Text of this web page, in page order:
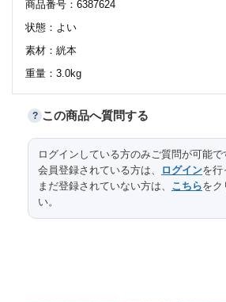
商品番号：6387624
状態：よい
素材：絖本
重量：3.0kg
サイズ 口径 高台径 高さ 縦
全体
本紙
? この商品へ質問する
ログインしている方のみご質問が可能で
会員登録されている方は、
ログインを行
まだ登録されていない方は、 こちらをク
い。